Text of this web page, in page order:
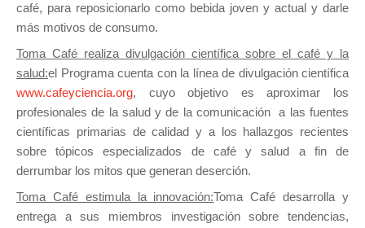
café, para reposicionarlo como bebida joven y actual y darle
más motivos de consumo.
Toma Café realiza divulgación científica sobre el café y la
salud:el Programa cuenta con la línea de divulgación científica
www.cafeyciencia.org, cuyo objetivo es aproximar los
profesionales de la salud y de la comunicación a las fuentes
científicas primarias de calidad y a los hallazgos recientes
sobre tópicos especializados de café y salud a fin de
derrumbar los mitos que generan deserción.
Toma Café estimula la innovación:Toma Café desarrolla y
entrega a sus miembros investigación sobre tendencias,